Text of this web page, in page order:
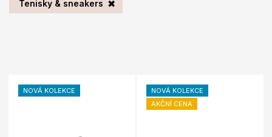
Tenisky & sneakers
NOVÁ KOLEKCE
NOVÁ KOLEKCE
AKČNÍ CENA